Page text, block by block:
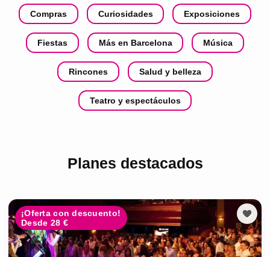
Compras Curiosidades Exposiciones
Fiestas Más en Barcelona Música
Rincones Salud y belleza
Teatro y espectáculos
Planes destacados
¡Oferta con descuento!
Desde 28 €